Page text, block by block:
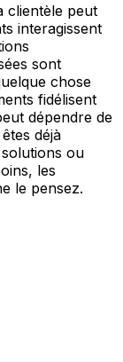
clientèle peut
interagissent
sont
chose
fidélisent
dépendre de
déjà
ou
les
le pensez.